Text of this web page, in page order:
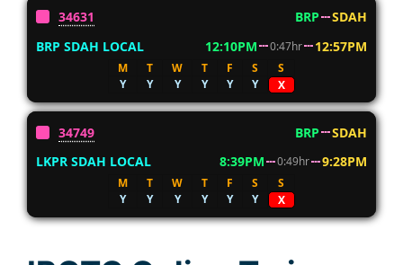
34631 BRP
SDAH
BRP SDAH LOCAL
12:10PM 0:47hr 12:57PM
M T W T F S
S
Y
Y Y Y Y Y X
34749 BRP
SDAH
LKPR SDAH LOCAL
8:39PM 0:49hr 9:28PM
M T W T F S
S
Y
Y Y Y Y Y X